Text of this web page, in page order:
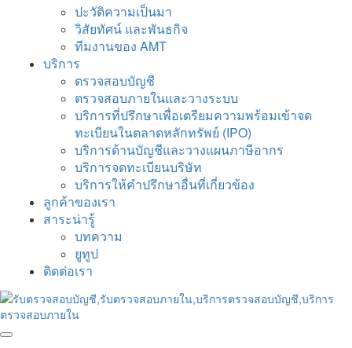
ปะวัติความเป็นมา
วิสัยทัศน์ และพันธกิจ
ทีมงานของ AMT
บริการ
ตรวจสอบบัญชี
ตรวจสอบภายในและวางระบบ
บริการที่ปรึกษาเพื่อเตรียมความพร้อมเข้าจด
ทะเบียนในตลาดหลักทรัพย์ (IPO)
บริการด้านบัญชีและวางแผนภาษีอากร
บริการจดทะเบียนบริษัท
บริการให้คำปรึกษาอื่นที่เกี่ยวข้อง
ลูกค้าของเรา
สาระน่ารู้
บทความ
ยูทูป
ติดต่อเรา